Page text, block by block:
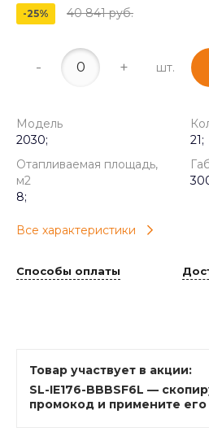
-25% 40 841 руб.
- + шт.
Модель
2030;
21;
Отапливаемая площадь,
м2
8;
Все характеристики
Способы оплаты
Товар участвует в акции:
SL-IE176-BBBSF6L —
промокод и примените его